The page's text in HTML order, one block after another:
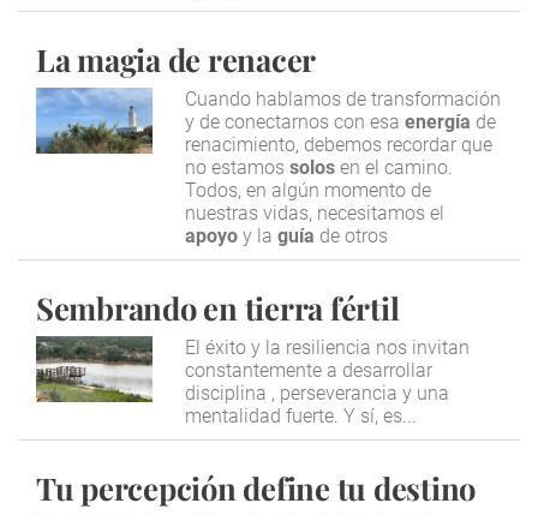
La magia de renacer
Cuando hablamos de transformación
y de conectarnos con esaenergía de
renacimiento, debemos recordar que
no estamos solosen el camino.
Todos, en algún momento de
nuestras vidas, necesitamos el
apoyo y laguía de otros
Sembrando en tierra fértil
El éxito y la resiliencia nos invitan
constantemente a desarrollar
disciplina , perseverancia y una
mentalidad fuerte. Y sí, es...
Tu percepción define tu destino